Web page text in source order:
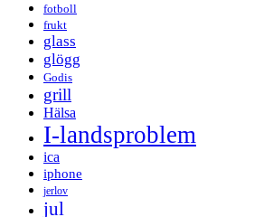
fotboll
frukt
glass
glögg
Godis
grill
Hälsa
I-landsproblem
ica
iphone
jerlov
jul